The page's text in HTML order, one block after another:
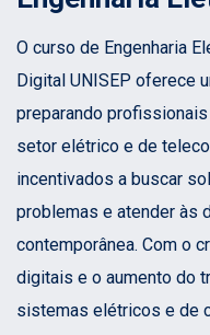
O curso de Engenharia
Digital UNISEP oferece
preparando
setor elétrico e de
incentivados a buscar
problemas e atender às
contemporânea. Com o
digitais e o aumento do
sistemas elétricos e de